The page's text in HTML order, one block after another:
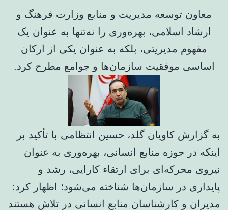
معاون توسعه مدیریت و منابع وزارت فرهنگ و
ارشاد اسلامی، بهره‌وری را نه‌تنها به عنوان یک
مفهوم مدیریتی، بلکه به عنوان یکی از ارکان
اساسی موفقیت سازمان‌ها و جوامع مطرح کرد.
به گزارش کاویان گلد، حسین انتظامی با تأکید بر
اینکه در حوزه منابع انسانی، بهره‌وری به عنوان
نیروی محرکه‌ای برای ارتقاء کارایی، رشد و
پایداری در سازمان‌ها شناخته می‌شود؛ اظهار کرد:
مدیران و کارشناسان منابع انسانی در تلاش هستند